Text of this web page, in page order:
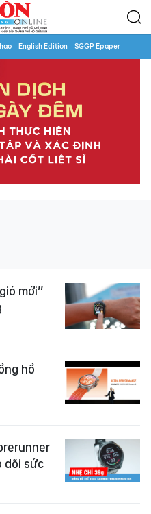
English Edition SGGP Epaper
mới”
hồ
dõi sức